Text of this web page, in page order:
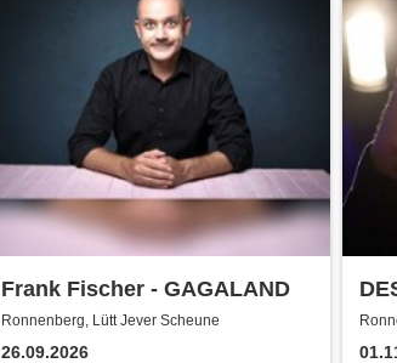
Frank Fischer - GAGALAND
Ronnenberg, Lütt Jever Scheune
26.09.2026